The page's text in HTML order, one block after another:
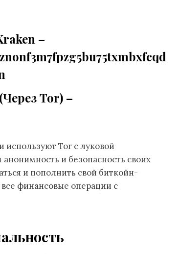
–
Tor) –
используют Tor с луковой
и безопасность своих
и пополнить свой биткойн-
финансовые операции с